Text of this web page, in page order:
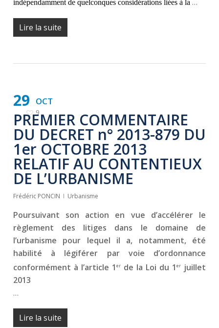
indépendamment de quelconques considérations liées à la
Lire la suite
OCT
29
9
PREMIER COMMENTAIRE
DU DECRET n° 2013-879 DU
1er OCTOBRE 2013
RELATIF AU CONTENTIEUX
DE L’URBANISME
Frédéric PONCIN Urbanisme
Poursuivant son action en vue d’accélérer le
règlement des litiges dans le domaine de
l’urbanisme pour lequel il a, notamment, été
habilité à légiférer par voie d’ordonnance
conformément à l’article 1 erde la Loi du 1er
juillet
2013
…
Lire la suite